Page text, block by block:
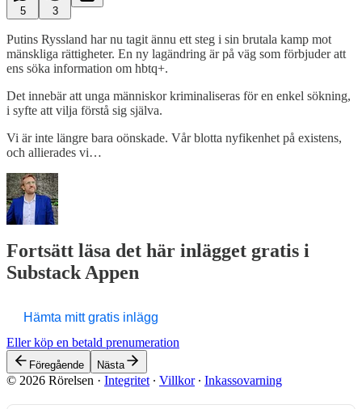
5 3
Putins Ryssland har nu tagit ännu ett steg i sin brutala kamp mot
mänskliga rättigheter. En ny lagändring är på väg som förbjuder att
ens söka information om hbtq+.
Det innebär att unga människor kriminaliseras för en enkel sökning,
i syfte att vilja förstå sig själva.
Vi är inte längre bara oönskade. Vår blotta nyfikenhet på existens,
och allierades vi…
Fortsätt läsa det här inlägget gratis i
Substack Appen
Hämta mitt gratis inlägg
Eller köp en betald prenumeration
Föregående Nästa
© 2026 Rörelsen · Integritet ∙ Villkor∙ Inkassovarning